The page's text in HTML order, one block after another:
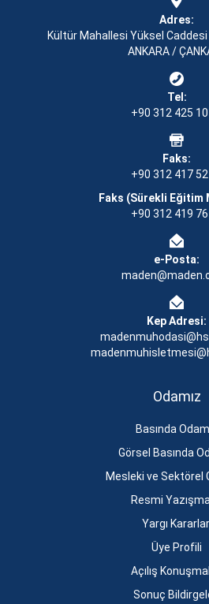
Adres:
Kültür Mahallesi Yüksel Caddesi
ANKARA /
Tel:
+90 312 425
Faks:
+90 312 417
Faks (Sürekli Eğitim
+90 312 419
e-Posta:
Kep Adresi:
Odamız
Basında
Görsel Basında
Mesleki ve Sektörel
Resmi
Yargı
Üye Profili
Açılış
Sonuç